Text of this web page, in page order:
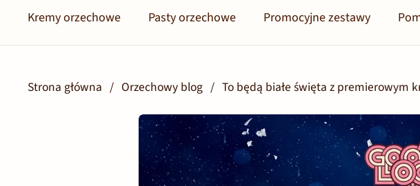
Kremy orzechowe Pasty orzechowe Promocyjne zestawy
Strona główna / Orzechowy blog / To będą białe święta z premierowym